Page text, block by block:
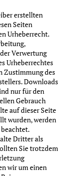
erstellten
Seiten
Urheberrecht.
Verwertung
Urheberrechtes
Zustimmung des
Downloads
nur für den
Gebrauch
auf dieser Seite
wurden, werden
Dritter als
Sie trotzdem
wir um einen